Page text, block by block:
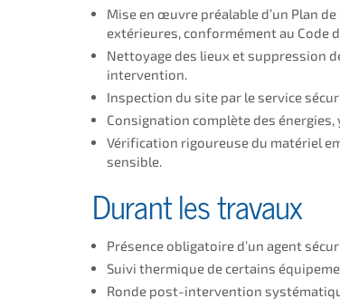
Mise en œuvre préalable d’un Plan
extérieures, conformément au Code
Nettoyage des lieux et suppression
intervention.
Inspection du site par le service
Consignation complète des
Vérification rigoureuse du matériel
sensible.
Durant les travaux
Présence obligatoire d’un agent
Suivi thermique de certains
Ronde post-intervention